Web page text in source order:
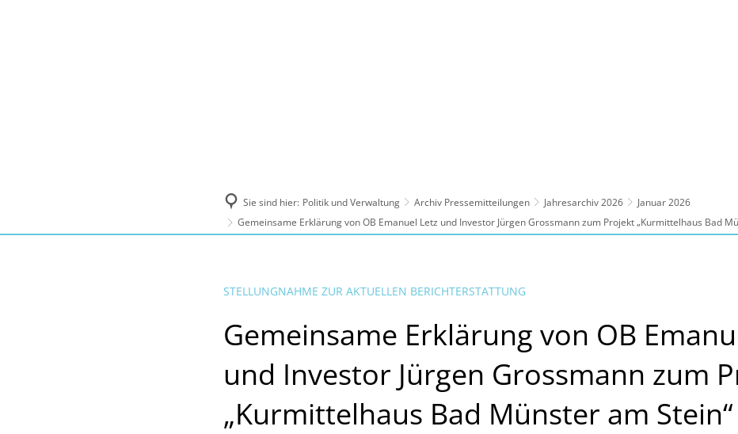
Sie sind hier: Politik und Verwaltung Archiv Pressemitteilungen Jahresarchiv 2026
Januar 2026
Gemeinsame Erklärung von OB Emanuel Letz und Investor Jürgen Grossmann zum Projekt „Kurmittelhaus Bad
STELLUNGNAHME ZUR AKTUELLEN BERICHTERSTATTUNG
Gemeinsame Erklärung von OB
und Investor Jürgen Grossmann zum
„Kurmittelhaus Bad Münster am Stein“